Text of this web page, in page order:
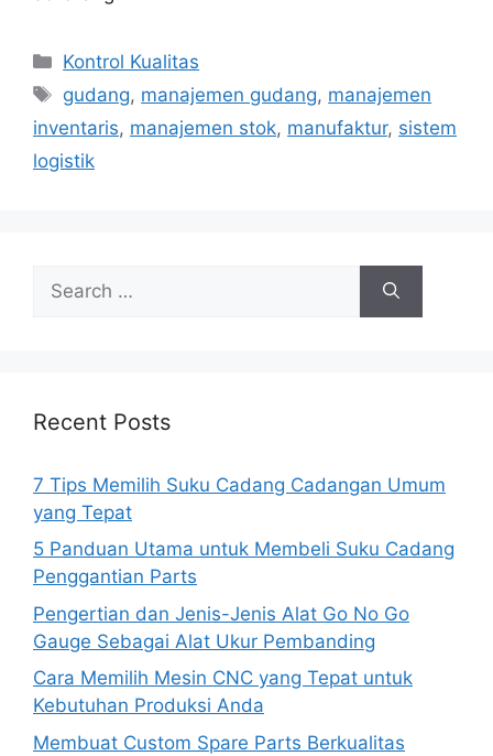
Categories
Kontrol Kualitas
Tags
gudang, manajemen gudang, manajemen
inventaris, manajemen stok, manufaktur, sistem
logistik
for:
Recent Posts
7 Tips Memilih Suku Cadang Cadangan Umum
yang Tepat
5 Panduan Utama untuk Membeli Suku Cadang
Penggantian Parts
Pengertian dan Jenis-Jenis Alat Go No Go
Gauge Sebagai Alat Ukur Pembanding
Cara Memilih Mesin CNC yang Tepat untuk
Kebutuhan Produksi Anda
Membuat Custom Spare Parts Berkualitas